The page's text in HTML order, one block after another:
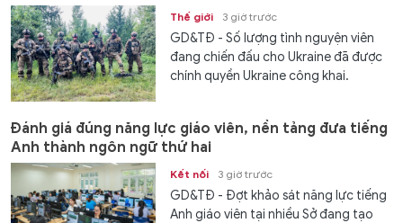
Thế giới 3 giờ trước
GD&TĐ - Số lượng tình nguyện viên
đang chiến đấu cho Ukraine đã được
chính quyền Ukraine công khai.
Đánh giá đúng năng lực giáo viên, nền tảng đưa tiếng
Anh thành ngôn ngữ thứ hai
Kết nối 3 giờ trước
GD&TĐ - Đợt khảo sát năng lực tiếng
Anh giáo viên tại nhiều Sở đang tạo